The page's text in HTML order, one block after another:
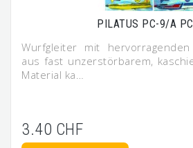
PILATUS PC-9/A
Wurfgleiter mit hervorragenden
aus fast unzerstörbarem,
Material ka…
3.40 CHF